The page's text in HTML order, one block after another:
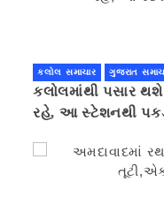
કલોલ સમાચાર ગુજરાત
કલોલમાંથી પસાર
રહે, આ સ્ટેશનથી